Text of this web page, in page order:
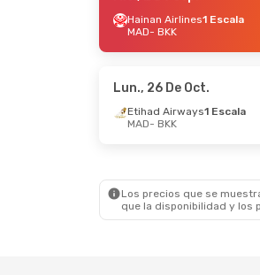
- Mié., 23 De Sep.
1 Escala
- Vie., 9 De Oct.
Hainan Airlines1 Escala
MAD- BKK
Lun., 26 De Oct.
Etihad Airways1 Escala
MAD- BKK
Los precios que se
que la disponibilidad y los